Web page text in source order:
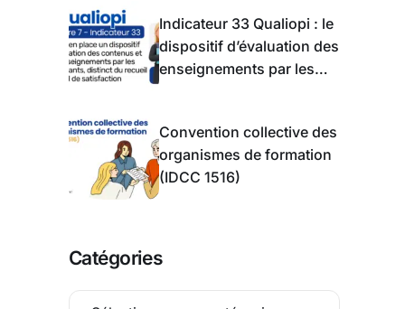
Indicateur 33 Qualiopi : le
dispositif d’évaluation des
enseignements par les
Convention collective des
organismes de formation
(IDCC 1516)
Catégories